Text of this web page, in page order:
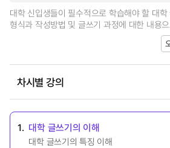
대학 신입생들이 필수적으로 학습해야 할 대
형식과 작성방법 및 글쓰기 과정에 대한 내용
차시별 강의
1. 대학 글쓰기의 이해
대학 글쓰기의 특징 이해